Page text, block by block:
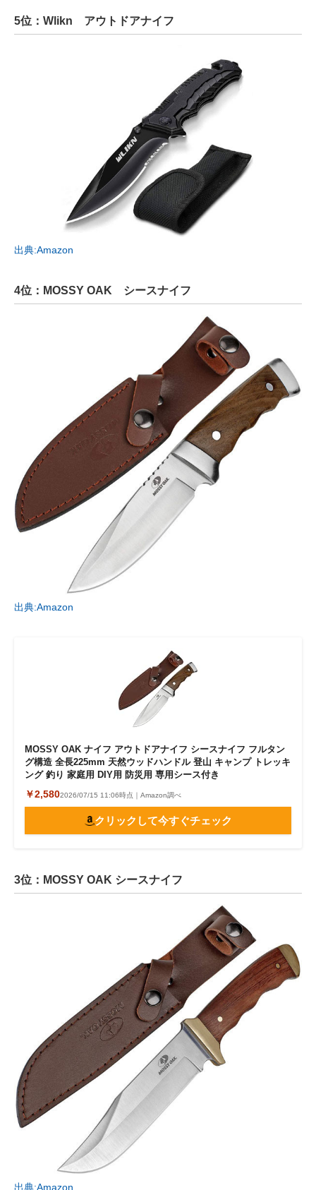
5位：Wlikn アウトドアナイフ
出典:Amazon
4位：MOSSY OAK シースナイフ
出典:Amazon
MOSSY OAK ナイフ アウトドアナイフ シースナイフ フルタン
グ構造 全長225mm 天然ウッドハンドル 登山 キャンプ トレッキ
ング 釣り 家庭用 DIY用 防災用 専用シース付き
￥2,5802026/07/15 11:06時点｜Amazon調べ
クリックして今すぐチェック
3位：MOSSY OAK シースナイフ
出典:Amazon